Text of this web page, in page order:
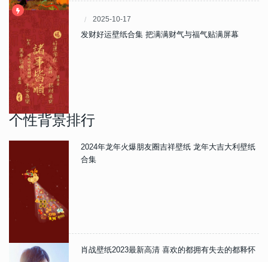
2025-10-17
发财好运壁纸合集 把满满财气与福气贴满屏幕
个性背景排行
2024年龙年火爆朋友圈吉祥壁纸 龙年大吉大利壁纸
合集
肖战壁纸2023最新高清 喜欢的都拥有失去的都释怀